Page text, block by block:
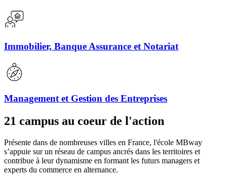
Immobilier, Banque Assurance et Notariat
Management et Gestion des Entreprises
21 campus au coeur de l'action
Présente dans de nombreuses villes en France, l'école MBway
s’appuie sur un réseau de campus ancrés dans les territoires et
contribue à leur dynamisme en formant les futurs managers et
experts du commerce en alternance.